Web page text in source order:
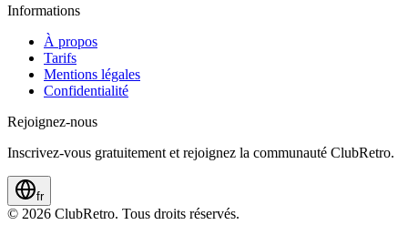
Informations
À propos
Tarifs
Mentions légales
Confidentialité
Rejoignez-nous
Inscrivez-vous gratuitement et rejoignez la communauté ClubRetro.
fr
© 2026 ClubRetro. Tous droits réservés.